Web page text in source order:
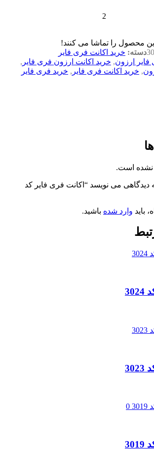
2
محصول را تماشا می کنند!
دسته: خرید اکانت فری فایر
فایر ارزون, خرید اکانت ارزون فری فایر ,
, خرید اکانت فری فایر , خرید فری فایر
نشده است.
دیدگاهی می نویسد “اکانت فری فایر کد
باید وارد شده باشید.